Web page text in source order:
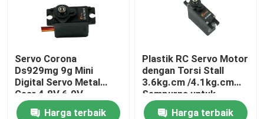
Servo Corona
Ds929mg 9g Mini
Digital Servo Metal
Gear 4.8V 6.0V
Harga terbaik
Plastik RC Servo Motor
dengan Torsi Stall
3.6kg.cm /4.1kg.cm
Sempurna untuk
Prototyping
Harga terbaik